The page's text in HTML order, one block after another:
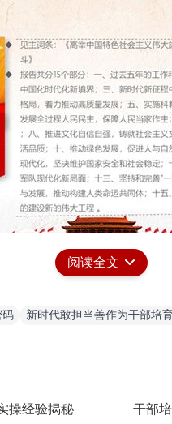
是廉洁自律的自觉。西柏坡
移默化的浸润。是日复一
阅读全文
新时代敢担当善作为干部培
操经验揭秘 干部